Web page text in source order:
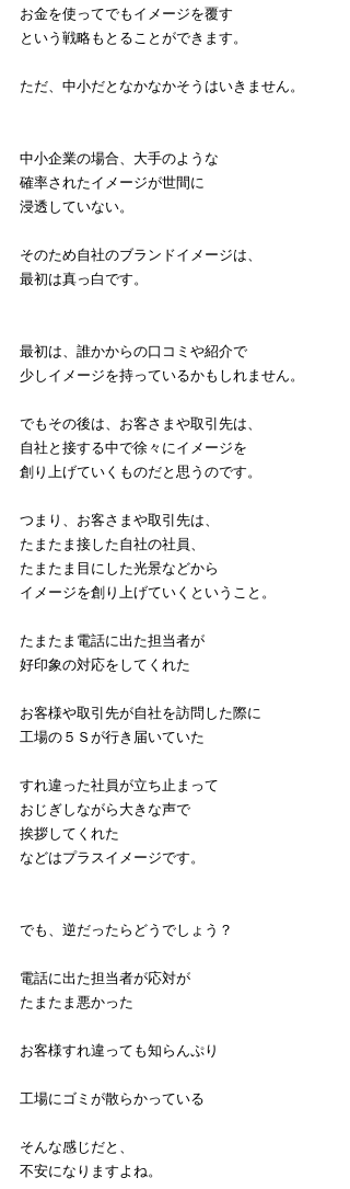
お金を使ってでもイメージを覆す
という戦略もとることができます。
ただ、中小だとなかなかそうはいきません。
中小企業の場合、大手のような
確率されたイメージが世間に
浸透していない。
そのため自社のブランドイメージは、
最初は真っ白です。
最初は、誰かからの口コミや紹介で
少しイメージを持っているかもしれません。
でもその後は、お客さまや取引先は、
自社と接する中で徐々にイメージを
創り上げていくものだと思うのです。
つまり、お客さまや取引先は、
たまたま接した自社の社員、
たまたま目にした光景などから
イメージを創り上げていくということ。
たまたま電話に出た担当者が
好印象の対応をしてくれた
お客様や取引先が自社を訪問した際に
工場の５Ｓが行き届いていた
すれ違った社員が立ち止まって
おじぎしながら大きな声で
挨拶してくれた
などはプラスイメージです。
でも、逆だったらどうでしょう？
電話に出た担当者が応対が
たまたま悪かった
お客様すれ違っても知らんぷり
工場にゴミが散らかっている
そんな感じだと、
不安になりますよね。